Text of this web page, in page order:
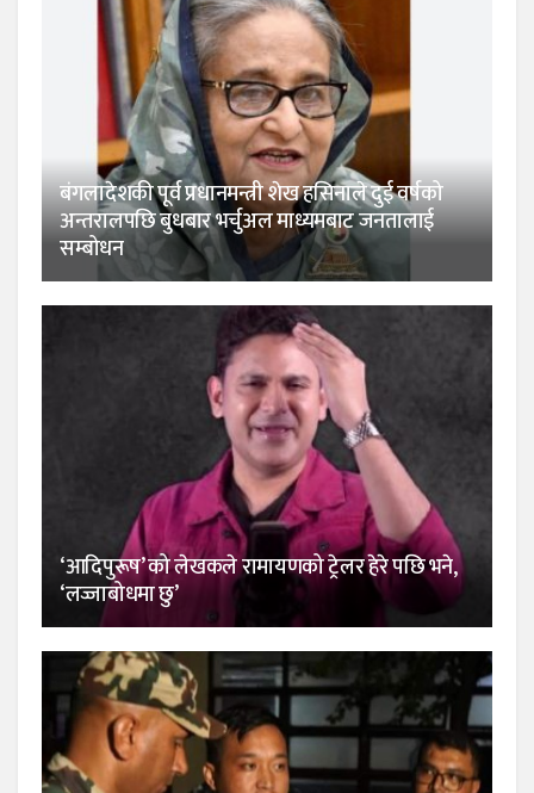
बंगलादेशकी पूर्व प्रधानमन्त्री शेख हसिनाले दुई वर्षको
अन्तरालपछि बुधबार भर्चुअल माध्यमबाट जनतालाई
सम्बोधन
‘आदिपुरूष’ को लेखकले रामायणको ट्रेलर हेरे पछि भने,
‘लज्जाबोधमा छु’